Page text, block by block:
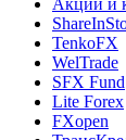
TenkoFX
WelTrade
SFX Fund
Lite Forex
FXopen